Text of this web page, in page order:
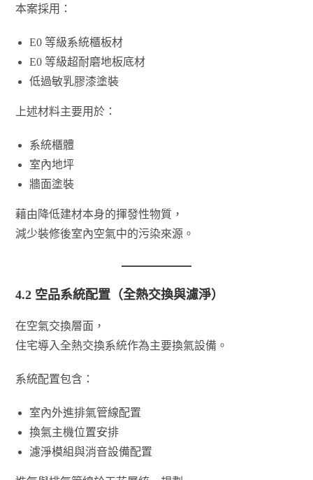
本案採用：
E0 等級系統櫃板材
E0 等級超耐磨地板底材
低過敏乳膠漆塗裝
上述材料主要用於：
系統櫃體
室內地坪
牆面塗裝
藉由降低建材本身的揮發性物質，
減少裝修後室內空氣中的污染來源。
4.2 空品系統配置（全熱交換與濾淨）
在空氣交換層面，
住宅導入全熱交換系統作為主要換氣設備。
系統配置包含：
室內外進排氣管線配置
換氣主機位置安排
濾淨模組與消音設備配置